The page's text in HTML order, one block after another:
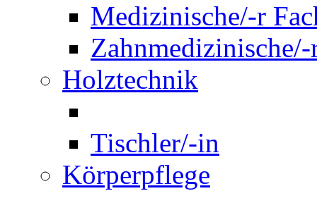
Medizinische/-r
Holztechnik
Tischler/-in
Körperpflege